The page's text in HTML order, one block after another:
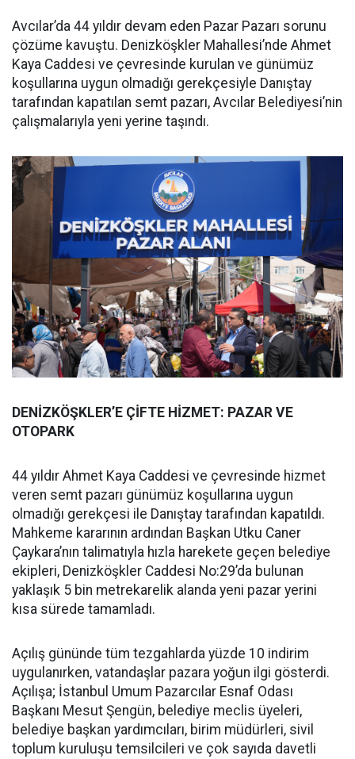
Avcılar’da 44 yıldır devam eden Pazar Pazarı sorunu
çözüme kavuştu. Denizköşkler Mahallesi’nde Ahmet
Kaya Caddesi ve çevresinde kurulan ve günümüz
koşullarına uygun olmadığı gerekçesiyle Danıştay
tarafından kapatılan semt pazarı, Avcılar Belediyesi’nin
çalışmalarıyla yeni yerine taşındı.
DENİZKÖŞKLER’E ÇİFTE HİZMET: PAZAR VE
OTOPARK
44 yıldır Ahmet Kaya Caddesi ve çevresinde hizmet
veren semt pazarı günümüz koşullarına uygun
olmadığı gerekçesi ile Danıştay tarafından kapatıldı.
Mahkeme kararının ardından Başkan Utku Caner
Çaykara’nın talimatıyla hızla harekete geçen belediye
ekipleri, Denizköşkler Caddesi No:29’da bulunan
yaklaşık 5 bin metrekarelik alanda yeni pazar yerini
kısa sürede tamamladı.
Açılış gününde tüm tezgahlarda yüzde 10 indirim
uygulanırken, vatandaşlar pazara yoğun ilgi gösterdi.
Açılışa; İstanbul Umum Pazarcılar Esnaf Odası
Başkanı Mesut Şengün, belediye meclis üyeleri,
belediye başkan yardımcıları, birim müdürleri, sivil
toplum kuruluşu temsilcileri ve çok sayıda davetli